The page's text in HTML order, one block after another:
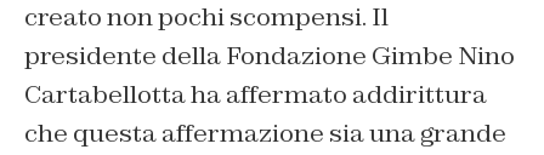
creato non pochi scompensi. Il
presidente della Fondazione Gimbe Nino
Cartabellotta ha affermato addirittura
che questa affermazione sia una grande